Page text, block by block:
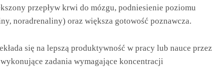
przepływ krwi do mózgu, podniesienie poziomu
noradrenaliny) oraz większa gotowość poznawcza.
się na lepszą produktywność w pracy lub nauce przez
zadania wymagające koncentracji